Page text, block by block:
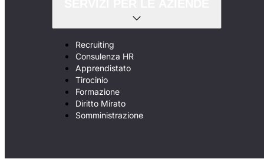
Recruiting
Consulenza HR
Apprendistato
Tirocinio
Formazione
Diritto Mirato
Somministrazione